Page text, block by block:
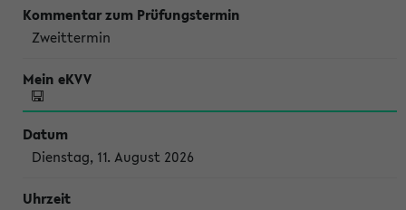
Zweittermin
Dienstag, 11. August 2026